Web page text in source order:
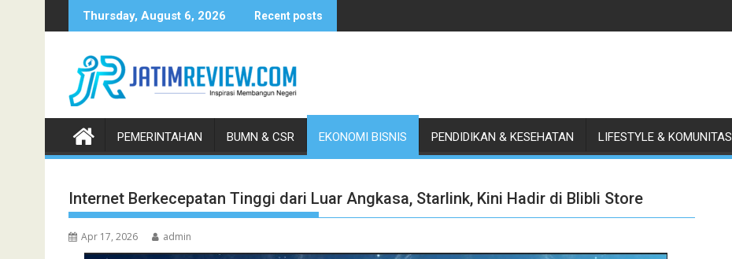
to
Thursday, August 6, 2026 Recent posts
PEMERINTAHAN BUMN & CSR EKONOMI BISNIS PENDIDIKAN & KESEHATAN LIFESTYLE & KOMUNITAS
Internet Berkecepatan Tinggi dari Luar Angkasa, Starlink, Kini Hadir di Blibli Store
Apr 17, 2026 admin